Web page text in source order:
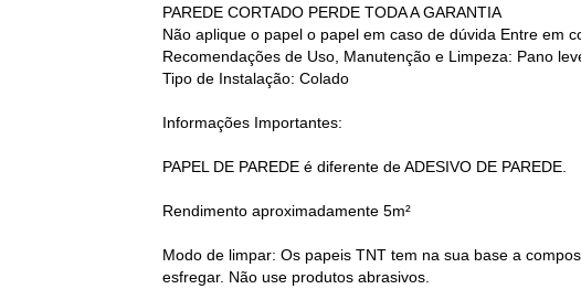
PAREDE CORTADO PERDE TODA A GARANTIA
Não aplique o papel o papel em caso de dúvida Entre em
Recomendações de Uso, Manutenção e Limpeza: Pano
Tipo de Instalação: Colado
Informações Importantes:
PAPEL DE PAREDE é diferente de ADESIVO DE PAREDE.
Rendimento aproximadamente 5m²
Modo de limpar: Os papeis TNT tem na sua base a
esfregar. Não use produtos abrasivos.